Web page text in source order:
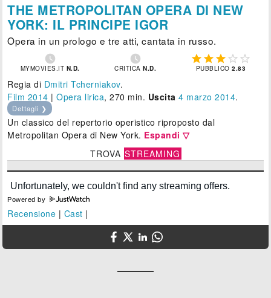
THE METROPOLITAN OPERA DI NEW
YORK: IL PRINCIPE IGOR
Opera in un prologo e tre atti, cantata in russo.

MYMOVIES.IT N.D.

CRITICAN.D.
    
PUBBLICO2.83
Regia di Dmitri Tcherniakov.
Film 2014 |Opera lirica, 270 min. Uscita 4 marzo 2014.
Dettagli ❯
Un classico del repertorio operistico riproposto dal
Metropolitan Opera di New York. Espandi ▽
TROVA STREAMING
Powered by
Recensione | Cast |